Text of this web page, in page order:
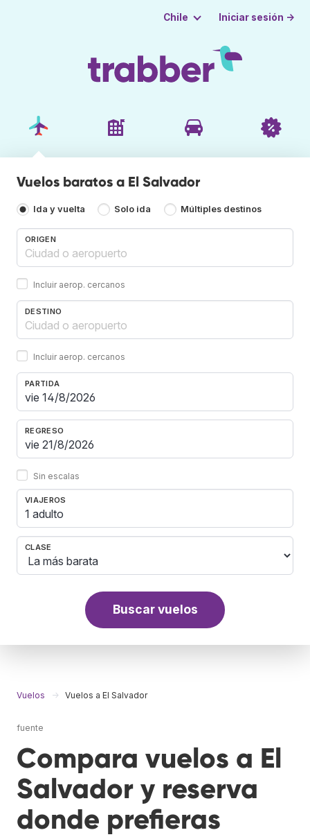
Chile Iniciar sesión →
Vuelos baratos a El Salvador
Ida y vuelta Solo ida Múltiples destinos
ORIGEN
Incluir aerop. cercanos
DESTINO
Incluir aerop. cercanos
PARTIDA
REGRESO
Sin escalas
VIAJEROS
1 adulto
CLASE
Buscar vuelos
Vuelos Vuelos a El Salvador
fuente
Compara vuelos a El
Salvador y reserva
donde prefieras